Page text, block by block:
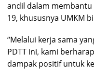
andil dalam
19, khususnya UMKM
“Melalui kerja sama
PDTT ini, kami
dampak positif untuk